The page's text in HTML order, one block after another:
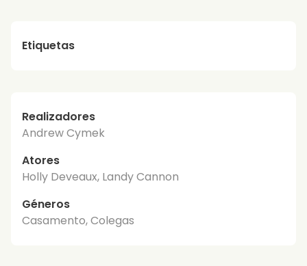
Etiquetas
Realizadores
Andrew Cymek
Atores
Holly Deveaux, Landy Cannon
Géneros
Casamento, Colegas